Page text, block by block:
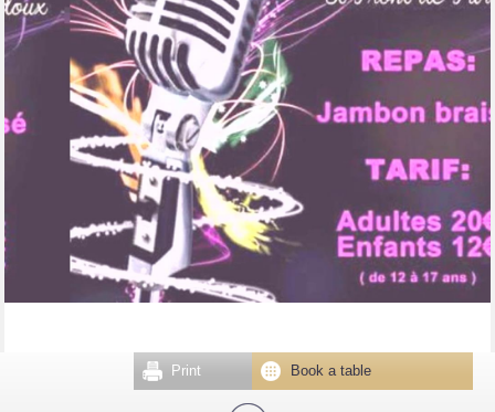
Book a table
Print